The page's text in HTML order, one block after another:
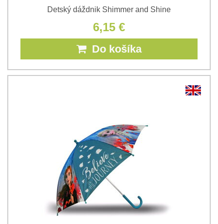
Detský dáždnik Shimmer and Shine
6,15 €
Do košíka